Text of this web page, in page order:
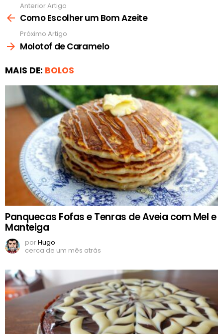
mais
Anterior Artigo
Como Escolher um Bom Azeite
Próximo Artigo
Molotof de Caramelo
MAIS DE: BOLOS
Panquecas Fofas e Tenras de Aveia com Mel e
Manteiga
porHugo
cerca de um mês atrás